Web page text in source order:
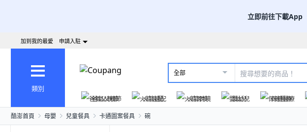
立即前往下載App
加到我的最愛 申請入駐
類別
全部
爸氣父親節
火箭速配 火箭跨境 嬰幼兒 保健醫療
酷澎首頁 母嬰 兒童餐具 卡通圖案餐具 碗